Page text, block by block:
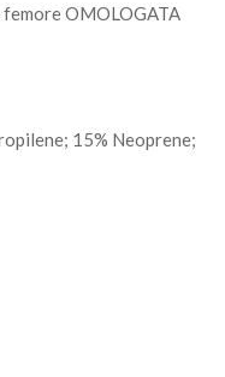
OMOLOGATA
15% Neoprene;